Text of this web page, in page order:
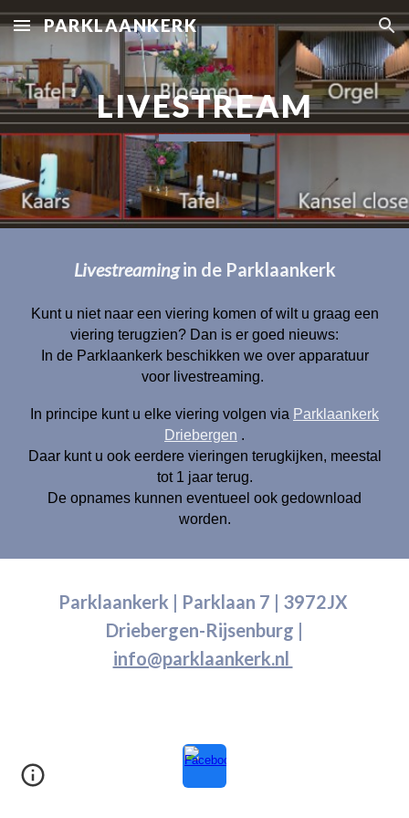
Skip to main content Skip to navigation
PARKLAANKERK
LIVESTREAM
Livestreamingin de Parklaankerk
Kunt u niet naar een viering komen of wilt u graag een
viering terugzien? Dan is er goed nieuws:
In de Parklaankerk beschikken we over apparatuur
voor livestreaming.
In principe kunt u elke viering volgen via Parklaankerk
Driebergen .
Daar kunt u ook eerdere vieringen terugkijken, meestal
tot 1 jaar terug.
De opnames kunnen eventueel ook gedownload
worden.
Parklaankerk | Parklaan 7 | 3972JX
Driebergen-Rijsenburg |
info@parklaankerk.nl